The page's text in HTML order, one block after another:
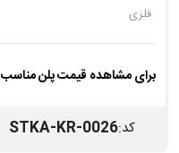
فلزی
برای مشاهده قیمت پلن مناسب
کد:
STKA-KR-0026